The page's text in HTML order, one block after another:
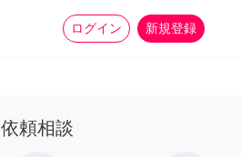
ログイン 新規登録
家事 more_horiz
依頼相談